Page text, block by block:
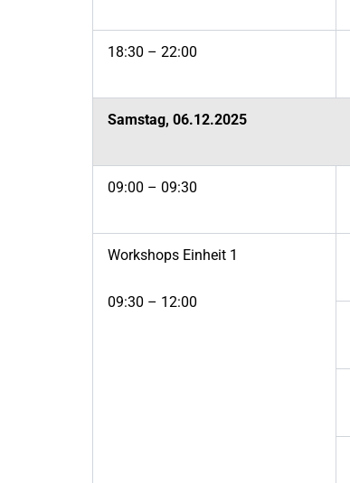
18:30 – 22:00
Samstag, 06.12.2025
09:00 – 09:30
Workshops Einheit 1
09:30 – 12:00